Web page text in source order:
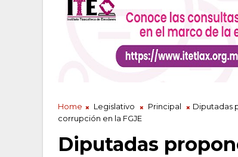
Home Legislativo Principal
Diputadas
corrupción en la FGJE
Diputadas